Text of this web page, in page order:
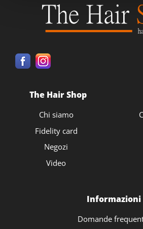
The Hair Shop
Chi siamo
Fidelity card
Negozi
Video
Informazioni
Domande